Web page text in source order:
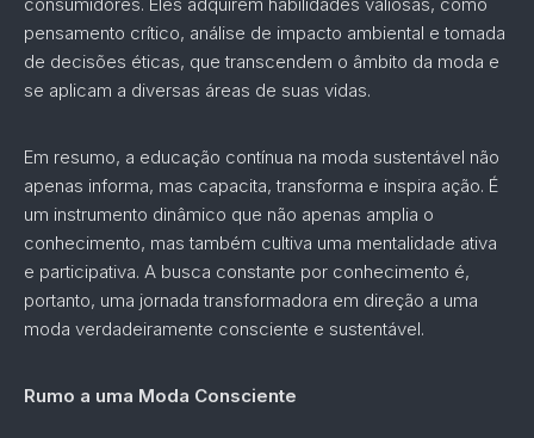
pensamento crítico, análise de impacto ambiental e tomada
de decisões éticas, que transcendem o âmbito da moda e
se aplicam a diversas áreas de suas vidas.
Em resumo, a educação contínua na moda sustentável não
apenas informa, mas capacita, transforma e inspira ação. É
um instrumento dinâmico que não apenas amplia o
conhecimento, mas também cultiva uma mentalidade ativa
e participativa. A busca constante por conhecimento é,
portanto, uma jornada transformadora em direção a uma
moda verdadeiramente consciente e sustentável.
Rumo a uma Moda Consciente